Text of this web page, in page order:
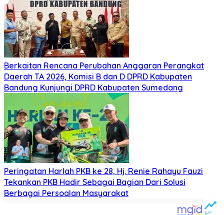
Berkaitan Rencana Perubahan Anggaran Perangkat
Daerah TA 2026, Komisi B dan D DPRD Kabupaten
Bandung Kunjungi DPRD Kabupaten Sumedang
Peringatan Harlah PKB ke 28, Hj. Renie Rahayu Fauzi
Tekankan PKB Hadir Sebagai Bagian Dari Solusi
Berbagai Persoalan Masyarakat